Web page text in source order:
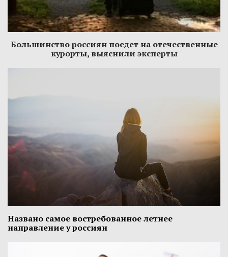
Большинство россиян поедет на отечественные
курорты, выяснили эксперты
Названо самое востребованное летнее
направление у россиян